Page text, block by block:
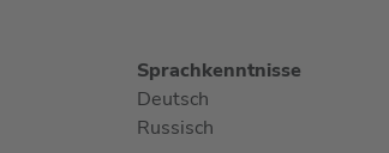
Sprachkenntnisse
Deutsch
Russisch